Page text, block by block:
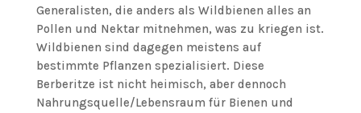
Generalisten, die anders als Wildbienen alles an
Pollen und Nektar mitnehmen, was zu kriegen ist.
Wildbienen sind dagegen meistens auf
bestimmte Pflanzen spezialisiert. Diese
Berberitze ist nicht heimisch, aber dennoch
Nahrungsquelle/Lebensraum für Bienen und